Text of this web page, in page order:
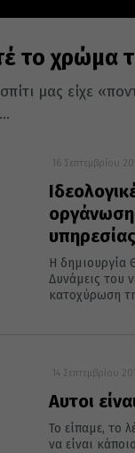
το χρώμα
μας είχε
16 Σεπτεμβρίου
Η δημιουργία
Δυνάμεις του
κατοχύρωση
14 Σεπτεμβρίου
Αυτοι
Το είπαμε, το
να είναι